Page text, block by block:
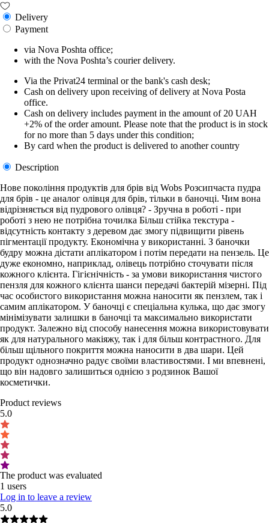
Delivery
Payment
via Nova Poshta office;
with the Nova Poshta’s courier delivery.
Via the Privat24 terminal or the bank's cash desk;
Cash on delivery upon receiving of delivery at Nova Posta
office.
Cash on delivery includes payment in the amount of 20 UAH
+2% of the order amount. Please note that the product is in stock
for no more than 5 days under this condition;
By card when the product is delivered to another country
Description
Нове покоління продуктів для брів від Wobs Розсипчаста пудра
для брів - це аналог олівця для брів, тільки в баночці. Чим вона
відрізняється від пудрового олівця? - Зручна в роботі - при
роботі з нею не потрібна точилка Більш стійка текстура -
відсутність контакту з деревом дає змогу підвищити рівень
пігментації продукту. Економічна у використанні. З баночки
будру можна дістати аплікатором і потім передати на пензель. Це
дуже економно, наприклад, олівець потрібно сточувати після
кожного клієнта. Гігієнічність - за умови використання чистого
пензля для кожного клієнта шанси передачі бактерій мізерні. Під
час особистого використання можна наносити як пензлем, так і
самим аплікатором. У баночці є спеціальна кулька, що дає змогу
мінімізувати залишки в баночці та максимально використати
продукт. Залежно від способу нанесення можна використовувати
як для натурального макіяжу, так і для більш контрастного. Для
більш щільного покриття можна наносити в два шари. Цей
продукт однозначно радує своїми властивостями. І ми впевнені,
що він надовго залишиться однією з родзинок Вашої
косметички.
Product reviews
5.0
The product was evaluated
1 users
Log in to leave a review
5.0